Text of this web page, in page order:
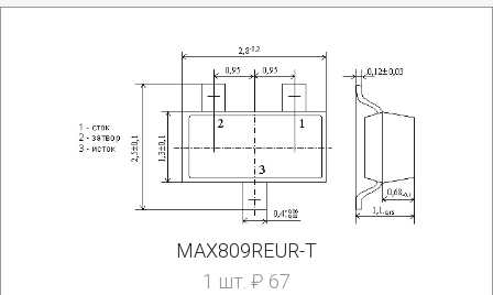
MAX809REUR-T
1 шт. ₽ 67